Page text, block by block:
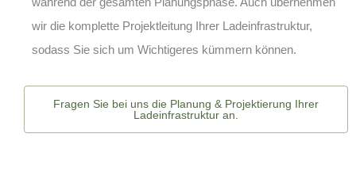
wir die komplette Projektleitung Ihrer Ladeinfrastruktur,
sodass Sie sich um Wichtigeres kümmern können.
Fragen Sie bei uns die Planung & Projektierung Ihrer
Ladeinfrastruktur an.